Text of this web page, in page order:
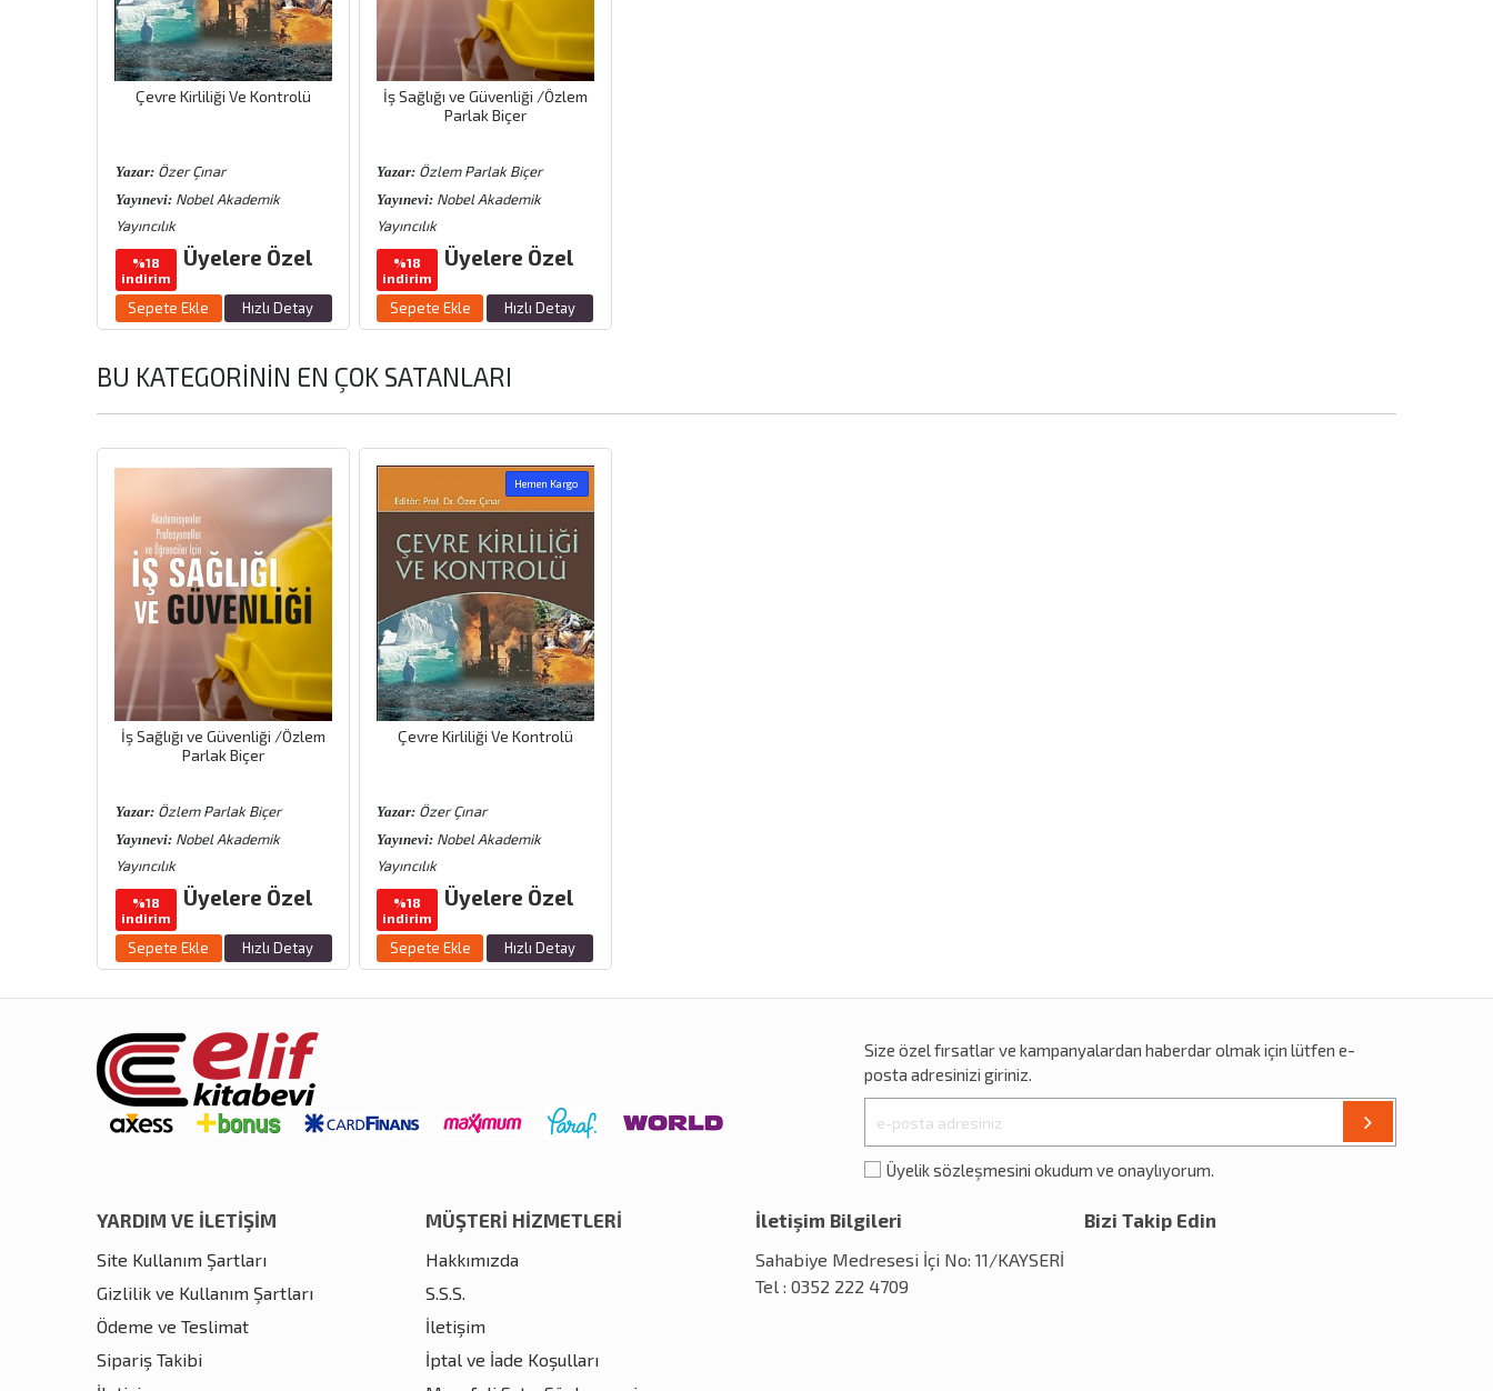
Çevre Kirliliği Ve Kontrolü
Yazar:Özer Çınar
Yayınevi:Nobel Akademik
Yayıncılık
%18
indirim
Üyelere Özel
Sepete Ekle Hızlı Detay
İş Sağlığı ve Güvenliği /Özlem
Parlak Biçer
Yazar: Özlem Parlak Biçer
Yayınevi: Nobel Akademik
Yayıncılık
%18
indirim
Üyelere Özel
Sepete Ekle Hızlı Detay
BU KATEGORININ EN ÇOK SATANLARI
İş Sağlığı ve Güvenliği /Özlem
Parlak Biçer
Yazar:Özlem Parlak Biçer
Yayınevi:Nobel Akademik
Yayıncılık
%18
indirim
Üyelere Özel
Sepete Ekle Hızlı Detay
Hemen Kargo
Çevre Kirliliği Ve Kontrolü
Yazar: Özer Çınar
Yayınevi: Nobel Akademik
Yayıncılık
%18
indirim
Üyelere Özel
Sepete Ekle Hızlı Detay
Size özelfırsatlarvekampanyalardan haberdar olmak için lütfen e-
posta adresinizi giriniz.
Üyelik sözleşmesini okudum ve onaylıyorum.
YARDIM VE İLETİŞİM
Site Kullanım Şartları
Gizlilik ve Kullanım Şartları
Ödeme ve Teslimat
Sipariş Takibi
MÜŞTERİ HİZMETLERİ
Hakkımızda
S.S.S.
İletişim
İptal ve İade Koşulları
İletişim Bilgileri
Sahabiye Medresesi İçi No: 11/KAYSERİ
Tel : 0352 222 4709
Bizi Takip Edin